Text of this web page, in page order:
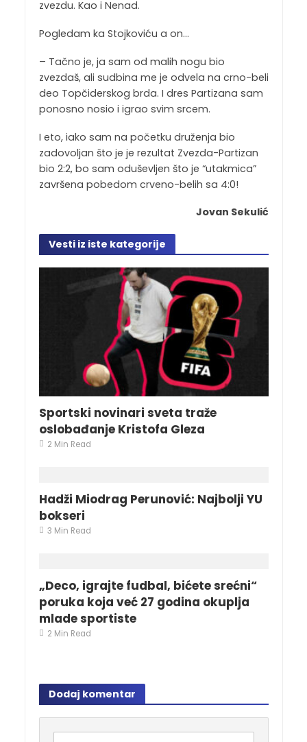
zvezdu. Kao i Nenad.
Pogledam ka Stojkoviću a on…
– Tačno je, ja sam od malih nogu bio
zvezdaš, ali sudbina me je odvela na crno-beli
deo Topčiderskog brda. I dres Partizana sam
ponosno nosio i igrao svim srcem.
I eto, iako sam na početku druženja bio
zadovoljan što je je rezultat Zvezda-Partizan
bio 2:2, bo sam oduševljen što je “utakmica”
završena pobedom crveno-belih sa 4:0!
Jovan Sekulić
Vesti iz iste kategorije
Sportski novinari sveta traže
oslobađanje Kristofa Gleza
2 Min Read
Hadži Miodrag Perunović: Najbolji YU
bokseri
3 Min Read
„Deco, igrajte fudbal, bićete srećni“
poruka koja već 27 godina okuplja
mlade sportiste
2 Min Read
Dodaj komentar